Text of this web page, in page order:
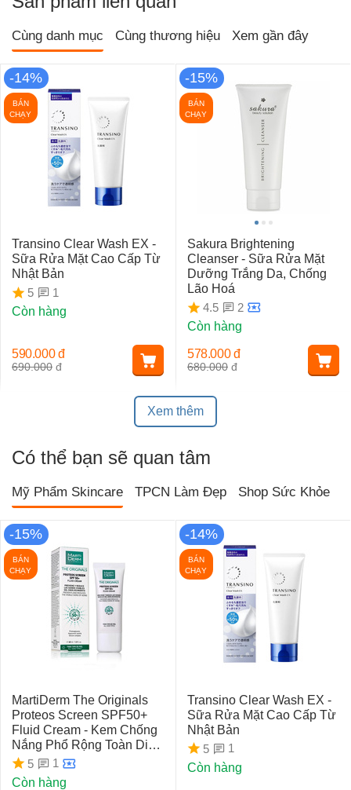
Cùng danh mục Cùng thương hiệu Xem gần đây
-14%
BÁN
CHẠY
Transino Clear Wash EX -
Sữa Rửa Mặt Cao Cấp Từ
Nhật Bản
5
1
Còn hàng
690.000 đ
590.000 đ
-15%
BÁN
CHẠY
Sakura Brightening
Cleanser - Sữa Rửa Mặt
Dưỡng Trắng Da, Chống
Lão Hoá
4.5
2
Còn hàng
680.000 đ
578.000 đ
Xem thêm
Có thể bạn sẽ quan tâm
Mỹ Phẩm Skincare TPCN Làm Đẹp Shop Sức Khỏe
-15%
BÁN
CHẠY
MartiDerm The Originals
Proteos Screen SPF50+
Fluid Cream - Kem Chống
Nắng Phổ Rộng Toàn Diện
Ngừa Lão Hóa, Nám Da
5
1
Còn hàng
-14%
BÁN
CHẠY
Transino Clear Wash EX -
Sữa Rửa Mặt Cao Cấp Từ
Nhật Bản
5
1
Còn hàng